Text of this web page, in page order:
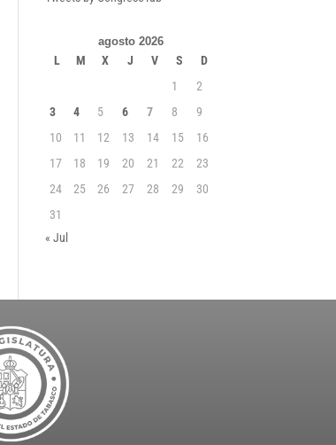
agosto 2026
L M X J V S
D
1
2
3
4 5 6 7 8
9
10
11 12 13 14 15
16
17
18 19 20 21 22
23
24
25 26 27 28 29
30
31
« Jul